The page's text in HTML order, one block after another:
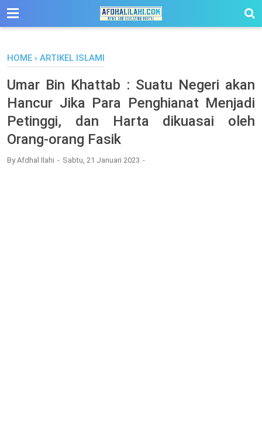
-->
HOME › ARTIKEL ISLAMI
Umar Bin Khattab : Suatu Negeri akan
Hancur Jika Para Penghianat Menjadi
Petinggi, dan Harta dikuasai oleh
Orang-orang Fasik
ByAfdhal Ilahi Sabtu, 21 Januari 2023